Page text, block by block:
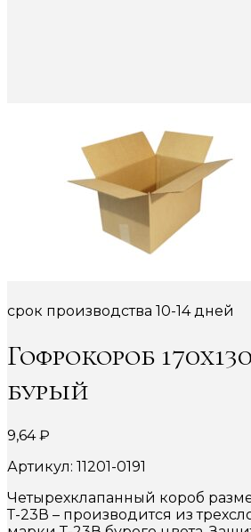
срок производства 10-14 дней
Гофрокороб
бурый
9,64₽
Артикул: 11201-0191
Четырехклапанный короб
Т-23В – производится из